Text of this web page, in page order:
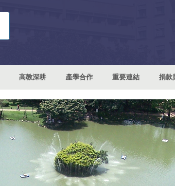
高教深耕 產學合作 重要連結 捐款